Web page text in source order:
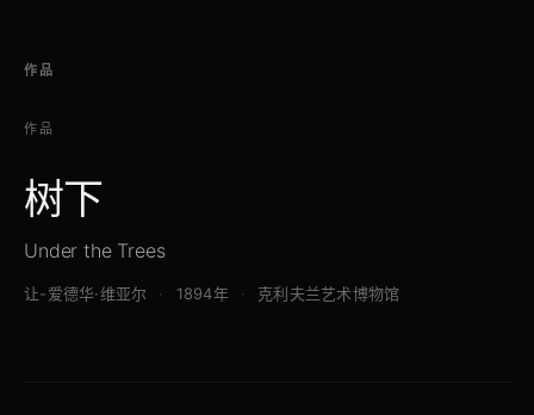
作品
作品
树下
Under the Trees
让-爱德华·维亚尔 1894年 克利夫兰艺术博物馆